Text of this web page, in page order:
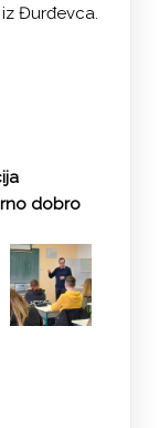
Đurđevca.
dobro